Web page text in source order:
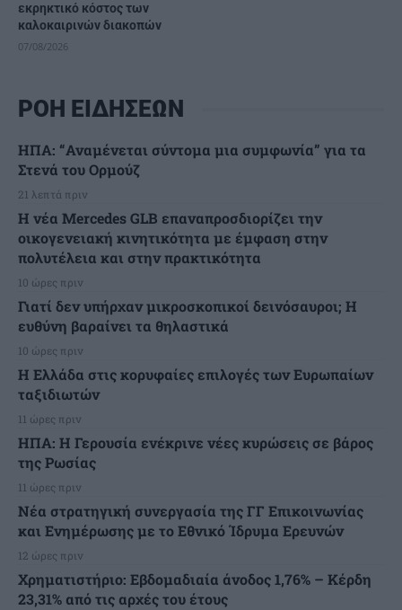
εκρηκτικό κόστος των
καλοκαιρινών διακοπών
07/08/2026
ΡΟΗ ΕΙΔΗΣΕΩΝ
ΗΠΑ: “Αναμένεται σύντομα μια συμφωνία” για τα
Στενά του Ορμούζ
21 λεπτά πριν
Η νέα Mercedes GLB επαναπροσδιορίζει την
οικογενειακή κινητικότητα με έμφαση στην
πολυτέλεια και στην πρακτικότητα
10 ώρες πριν
Γιατί δεν υπήρχαν μικροσκοπικοί δεινόσαυροι; Η
ευθύνη βαραίνει τα θηλαστικά
10 ώρες πριν
Η Ελλάδα στις κορυφαίες επιλογές των Ευρωπαίων
ταξιδιωτών
11 ώρες πριν
ΗΠΑ: Η Γερουσία ενέκρινε νέες κυρώσεις σε βάρος
της Ρωσίας
11 ώρες πριν
Νέα στρατηγική συνεργασία της ΓΓ Επικοινωνίας
και Ενημέρωσης με το Εθνικό Ίδρυμα Ερευνών
12 ώρες πριν
Χρηματιστήριο: Εβδομαδιαία άνοδος 1,76% – Κέρδη
23,31% από τις αρχές του έτους